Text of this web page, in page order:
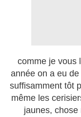
comme je vous
année on a eu
suffisamment tôt
même les
jaunes,